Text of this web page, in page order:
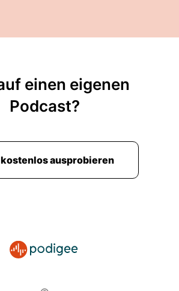
einen eigenen
Podcast?
ausprobieren